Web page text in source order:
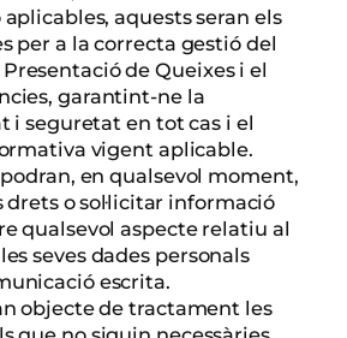
aquests seran els
per a la correcta gestió del
de Queixes i el
garantint-ne la
i seguretat en tot cas i el
vigent aplicable.
en qualsevol moment,
drets o sol·licitar informació
qualsevol aspecte relatiu al
seves dades personals
escrita.
objecte de tractament les